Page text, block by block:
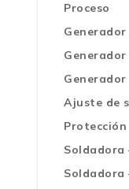
Proceso
Generador
Ajuste de
Protección
Soldadora